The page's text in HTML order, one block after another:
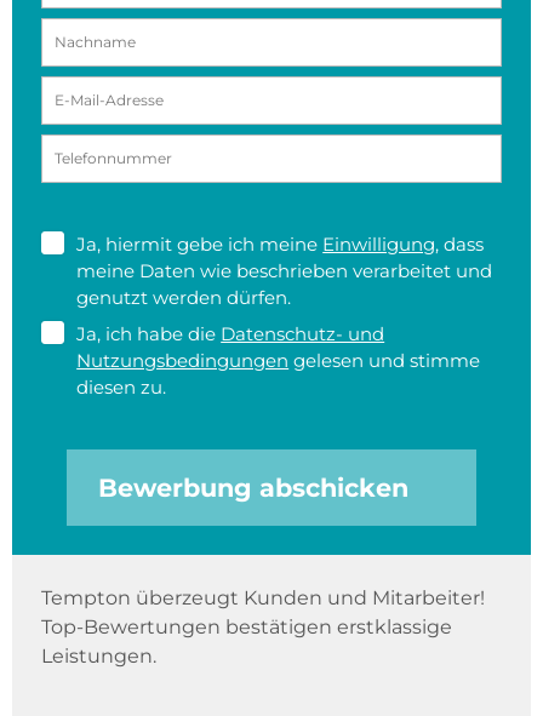
Ja, hiermit gebe ich meine Einwilligung, dass
meine Daten wie beschrieben verarbeitet und
genutzt werden dürfen.
Ja, ich habe die Datenschutz- und
Nutzungsbedingungen gelesen und stimme
diesen zu.
Bewerbung abschicken
Tempton überzeugt Kunden und Mitarbeiter!
Top-Bewertungen bestätigen erstklassige
Leistungen.